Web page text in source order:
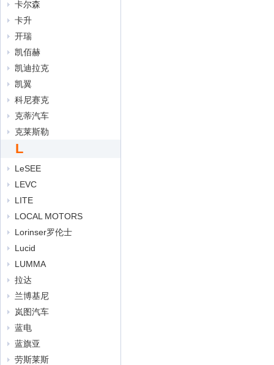
卡尔森
卡升
开瑞
凯佰赫
凯迪拉克
凯翼
科尼赛克
克蒂汽车
克莱斯勒
L
LeSEE
LEVC
LITE
LOCAL MOTORS
Lorinser罗伦士
Lucid
LUMMA
拉达
兰博基尼
岚图汽车
蓝电
蓝旗亚
劳斯莱斯